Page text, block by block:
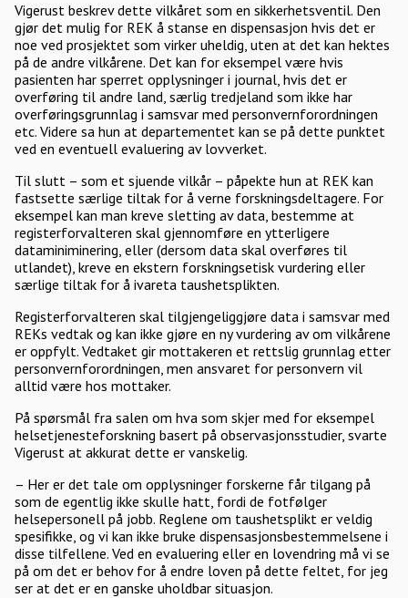
Vigerust beskrev dette vilkåret som en sikkerhetsventil. Den
gjør det mulig for REK å stanse en dispensasjon hvis det er
noe ved prosjektet som virker uheldig, uten at det kan hektes
på de andre vilkårene. Det kan for eksempel være hvis
pasienten har sperret opplysninger i journal, hvis det er
overføring til andre land, særlig tredjeland som ikke har
overføringsgrunnlag i samsvar med personvernforordningen
etc. Videre sa hun at departementet kan se på dette punktet
ved en eventuell evaluering av lovverket.
Til slutt – som et sjuende vilkår – påpekte hun at REK kan
fastsette særlige tiltak for å verne forskningsdeltagere. For
eksempel kan man kreve sletting av data, bestemme at
registerforvalteren skal gjennomføre en ytterligere
dataminiminering, eller (dersom data skal overføres til
utlandet), kreve en ekstern forskningsetisk vurdering eller
særlige tiltak for å ivareta taushetsplikten.
Registerforvalteren skal tilgjengeliggjøre data i samsvar med
REKs vedtak og kan ikke gjøre en ny vurdering av om vilkårene
er oppfylt. Vedtaket gir mottakeren et rettslig grunnlag etter
personvernforordningen, men ansvaret for personvern vil
alltid være hos mottaker.
På spørsmål fra salen om hva som skjer med for eksempel
helsetjenesteforskning basert på observasjonsstudier, svarte
Vigerust at akkurat dette er vanskelig.
– Her er det tale om opplysninger forskerne får tilgang på
som de egentlig ikke skulle hatt, fordi de fotfølger
helsepersonell på jobb. Reglene om taushetsplikt er veldig
spesifikke, og vi kan ikke bruke dispensasjonsbestemmelsene i
disse tilfellene. Ved en evaluering eller en lovendring må vi se
på om det er behov for å endre loven på dette feltet, for jeg
ser at det er en ganske uholdbar situasjon.